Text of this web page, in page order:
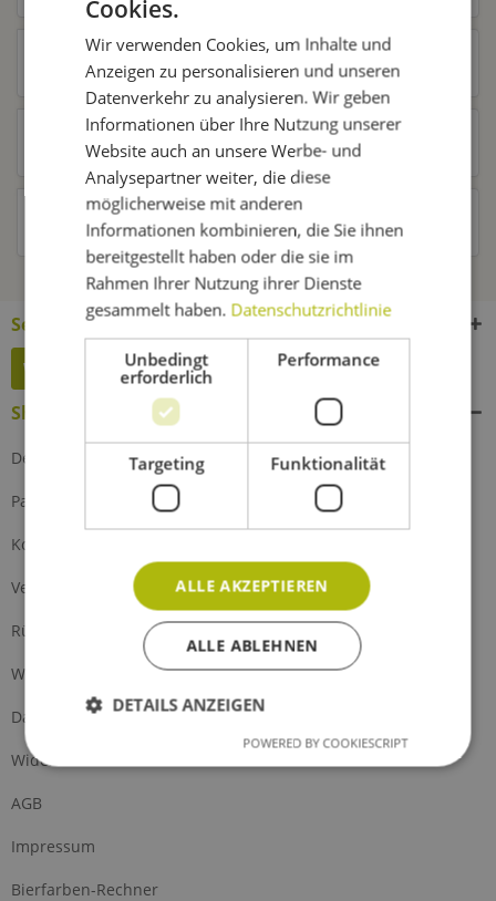
Ähnliche Artikel
Kunden kauften auch
Kunden haben sich ebenfalls angesehen
Service Hotline
Widerruf erklären
Shop Service
Defektes Produkt
Partnerprogramm
Kontakt
Versand und Zahlung
Rückgabe
Widerrufsrecht
Datenschutz
Widerrufsformular
AGB
Impressum
Bierfarben-Rechner
Cookies.
Wir verwenden Cookies, um Inhalte und
Anzeigen zu personalisieren und unseren
Datenverkehr zu analysieren. Wir geben
Informationen über Ihre Nutzung unserer
Website auch an unsere Werbe- und
Analysepartner weiter, die diese
möglicherweise mit anderen
Informationen kombinieren, die Sie ihnen
bereitgestellt haben oder die sie im
Rahmen Ihrer Nutzung ihrer Dienste
gesammelt haben. Datenschutzrichtlinie
Unbedingt
erforderlich
Performance
Targeting Funktionalität
ALLE AKZEPTIEREN
ALLE ABLEHNEN
DETAILS ANZEIGEN
POWERED BY COOKIESCRIPT